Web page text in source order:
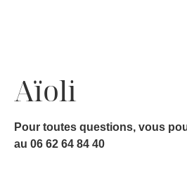
Aïoli
Pour toutes questions, vous
au 06 62 64 84 40